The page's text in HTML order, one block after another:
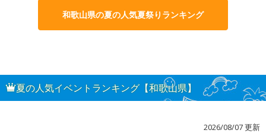
和歌山県の夏の人気夏祭りランキング
夏の人気イベントランキング【和歌山県】
2026/08/07 更新